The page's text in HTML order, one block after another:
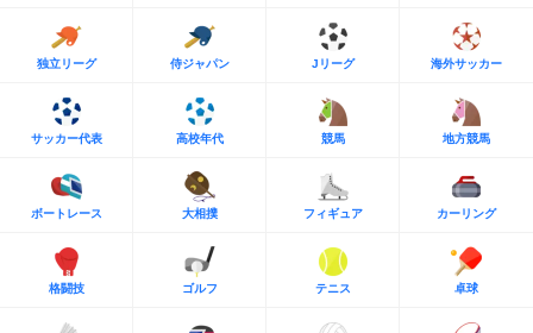
独立リーグ 侍ジャパン Jリーグ 海外サッカー
サッカー代表 高校年代 競馬 地方競馬
ボートレース 大相撲 フィギュア カーリング
格闘技 ゴルフ テニス 卓球